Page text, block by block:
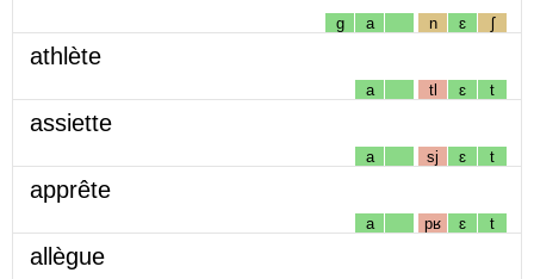
g a n ɛ ʃ
athlète
a tl ɛ t
assiette
a sj ɛ t
apprête
a pʁ ɛ t
allègue